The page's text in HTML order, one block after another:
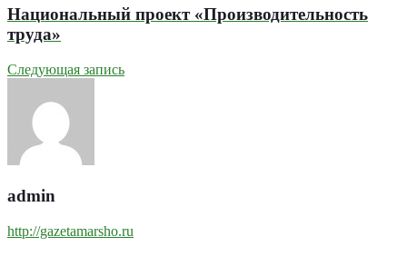
Национальный проект «Производительность
труда»
Следующая запись
admin
http://gazetamarsho.ru